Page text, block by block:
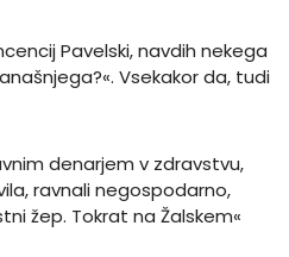
Pavelski, navdih nekega
Vsekakor da, tudi
denarjem v zdravstvu,
ravnali negospodarno,
žep. Tokrat na Žalskem«